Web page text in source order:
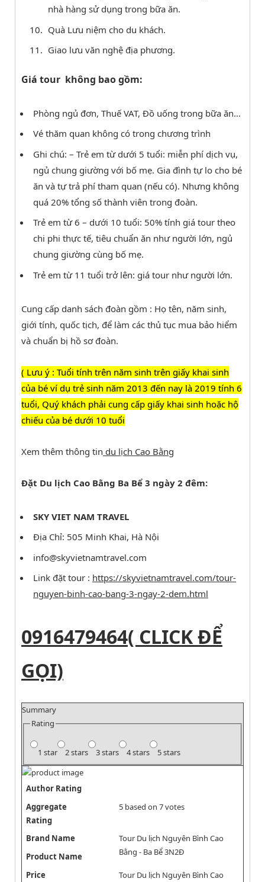
nhà hàng sử dụng trong bữa ăn.
Quà Lưu niệm cho du khách.
Giao lưu văn nghệ địa phương.
Giá tour không bao gồm:
Phòng ngủ đơn, Thuế VAT, Đồ uống trong bữa ăn…
Vé thăm quan không có trong chương trình
Ghi chú: – Trẻ em từ dưới 5 tuổi: miễn phí dịch vụ,
ngủ chung giường với bố mẹ. Gia đình tự lo cho bé
ăn và tự trả phí tham quan (nếu có). Nhưng không
quá 20% tổng số thành viên trong đoàn.
Trẻ em từ 6 – dưới 10 tuổi: 50% tính giá tour theo
chi phi thực tế, tiêu chuẩn ăn như người lớn, ngủ
chung giường cùng bố mẹ.
Trẻ em từ 11 tuổi trở lên: giá tour như người lớn.
Cung cấp danh sách đoàn gồm : Họ tên, năm sinh,
giới tính, quốc tịch, để làm các thủ tục mua bảo hiểm
và chuẩn bị hồ sơ đoàn.
( Lưu ý : Tuổi tính trên năm sinh trên giấy khai sinh
của bé ví dụ trẻ sinh năm 2013 đến nay là 2019 tính 6
tuổi, Quý khách phải cung cấp giấy khai sinh hoặc hộ
chiếu của bé dưới 10 tuổi
Xem thêm thông tin du lịch Cao Bằng
Đặt Du lịch Cao Bằng Ba Bể 3 ngày 2 đêm:
SKY VIET NAM TRAVEL
Địa Chỉ: 505 Minh Khai, Hà Nội
info@skyvietnamtravel.com
Link đặt tour : https://skyvietnamtravel.com/tour-
nguyen-binh-cao-bang-3-ngay-2-dem.html
0916479464( CLICK ĐỂ
GỌI)
Summary
Rating
1 star 2 stars 3 stars 4 stars 5 stars
Author Rating
Aggregate
Rating
5based on 7votes
Brand Name
Tour Du lịch Nguyên Bình Cao
Bằng - Ba Bể 3N2Đ
Product Name
Tour Du lịch Nguyên Bình Cao
Price